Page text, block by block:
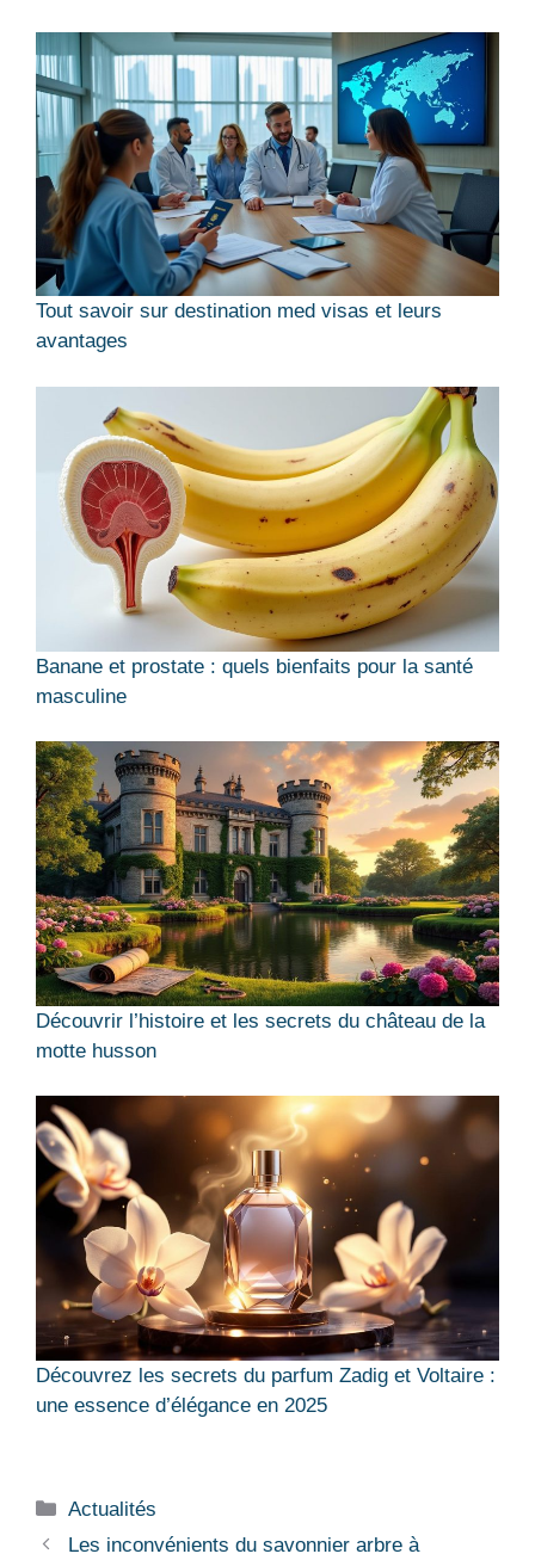
Tout savoir sur destination med visas et leurs
avantages
Banane et prostate : quels bienfaits pour la santé
masculine
Découvrir l’histoire et les secrets du château de la
motte husson
Découvrez les secrets du parfum Zadig et Voltaire :
une essence d’élégance en 2025
Catégories
Actualités
Les inconvénients du savonnier arbre à